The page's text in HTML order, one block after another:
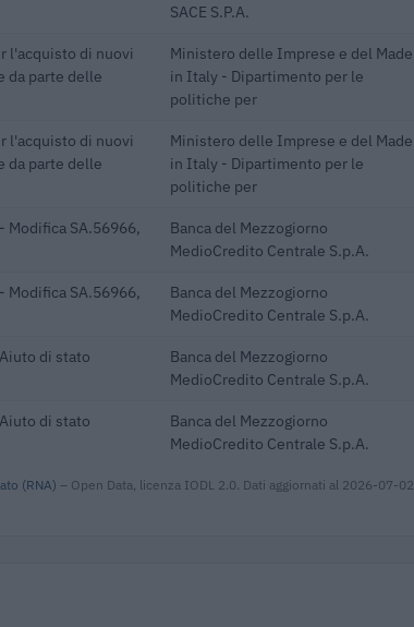
SACE S.P.A.
l'acquisto di nuovi
da parte delle
Ministero delle Imprese e del Made
in Italy - Dipartimento per le
politiche per
l'acquisto di nuovi
da parte delle
Ministero delle Imprese e del Made
in Italy - Dipartimento per le
politiche per
Modifica SA.56966,
Banca del Mezzogiorno
MedioCredito Centrale S.p.A.
Modifica SA.56966,
Banca del Mezzogiorno
MedioCredito Centrale S.p.A.
di stato
Banca del Mezzogiorno
MedioCredito Centrale S.p.A.
di stato
Banca del Mezzogiorno
MedioCredito Centrale S.p.A.
(RNA) – Open Data, licenza IODL 2.0. Dati aggiornati al 2026-07-02.